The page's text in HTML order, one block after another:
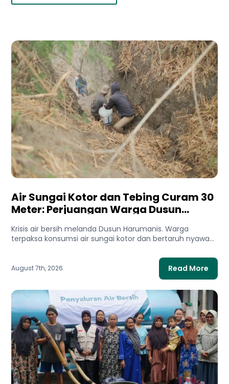
Air Sungai Kotor dan Tebing Curam 30
Meter: Perjuangan Warga Dusun
Krisis air bersih melanda Dusun Harumanis. Warga
terpaksa konsumsi air sungai kotor dan bertaruh nyawa
August 7th, 2026 Read More